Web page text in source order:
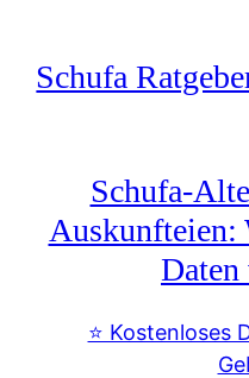
springen
Schufa
Schufa-
Auskunfteien:
⭐️ Kostenloses